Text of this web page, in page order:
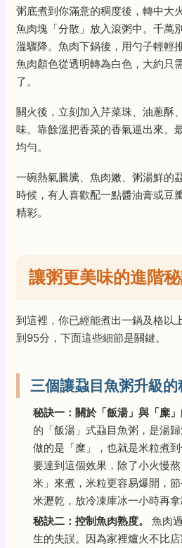
粥底煮到你滿意的稠度後，轉中大
魚肉塊「分散」放入滾粥中。千萬
溫驟降。魚肉下鍋後，用勺子輕輕
魚肉顏色從透明轉為白色，大約只
了。
關火後，立刻加入芹菜珠、油蔥酥
味。靠餘溫把香菜的香氣逼出來。
均勻。
一碗熱氣騰騰、魚肉嫩、粥湯鮮的
時候，有人喜歡配一點醬油膏或豆
精彩。
讓粥更美味的進階
到這裡，你已經能煮出一鍋及格以
到95分，下面這些細節是關鍵。
三個讓蝨目魚粥升級的
秘訣一：關於「飯湯」與「糜」
的「飯湯」式蝨目魚粥，是湯
做的是「糜」，也就是米粒煮到
要達到這個效果，除了小火慢
米」來煮，米粒更容易爆開，
米瀝乾，放冷凍庫冰一小時再拿
秘訣二：控制魚肉熟度。
魚肉
生的失誤。因為家裡爐火不比